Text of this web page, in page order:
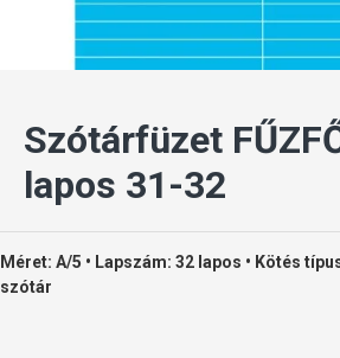
Szótárfüzet
lapos 31-32
Méret: A/5 • Lapszám: 32 lapos • Kötés
szótár